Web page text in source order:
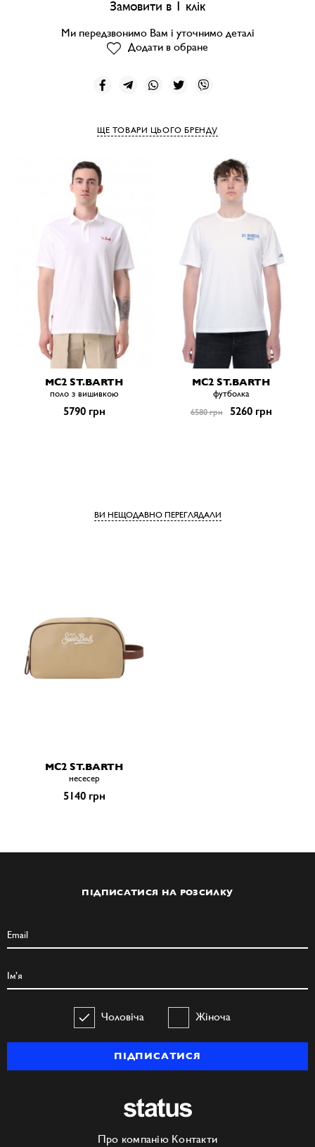
Замовити в 1 клік
Ми передзвонимо Вам і уточнимо деталі
Додати в обране
ЩЕ ТОВАРИ ЦЬОГО БРЕНДУ
MC2 ST.BARTH
поло з вишивкою
5790 грн
MC2 ST.BARTH
футболка
6580 грн 5260 грн
ВИ НЕЩОДАВНО ПЕРЕГЛЯДАЛИ
MC2 ST.BARTH
несесер
5140 грн
ПІДПИСАТИСЯ НА РОЗСИЛКУ
Чоловіча Жіноча
ПІДПИСАТИСЯ
Про компанію Контакти